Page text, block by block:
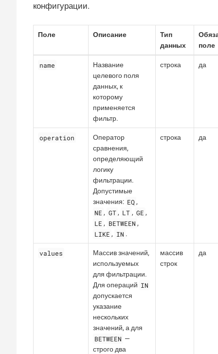
конфигурации.
Поле Описание
Тип
данных
поле
name
Название
целевого поля
данных, к
которому
применяется
фильтр.
строка да
operation
Оператор
сравнения,
определяющий
логику
фильтрации.
Допустимые
значения: EQ ,
NE , GT , LT , GE ,
LE , BETWEEN ,
LIKE , IN .
строка да
values
Массив значений,
используемых
для фильтрации.
Для операций IN
допускается
указание
нескольких
значений, а для
BETWEEN —
строго два
массив
строк
да